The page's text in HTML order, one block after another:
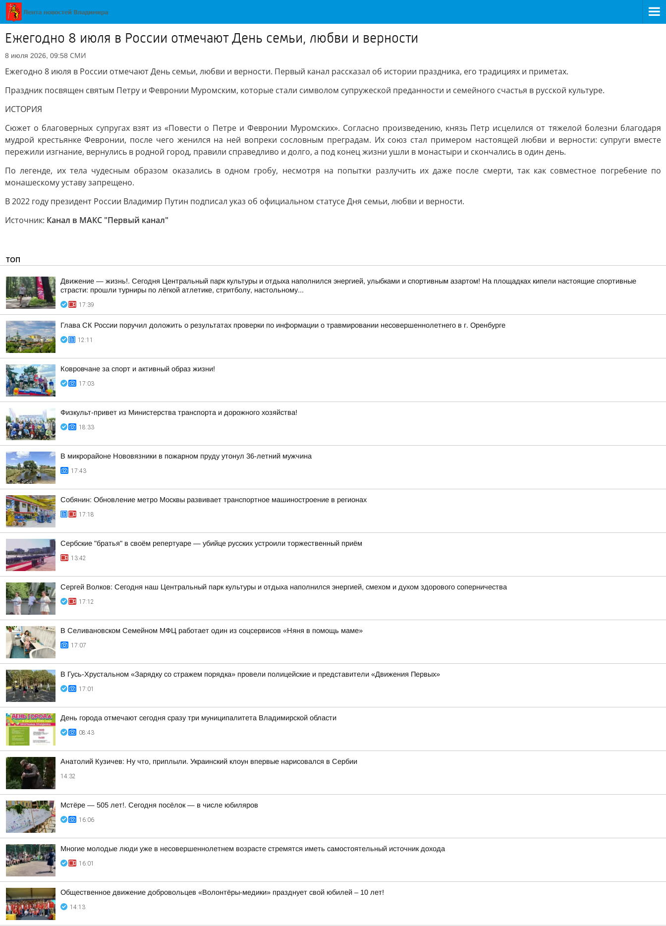
Ежегодно 8 июля в России отмечают День семьи, любви и верности
8 июля 2026, 09:58 СМИ
Ежегодно 8 июля в России отмечают День семьи, любви и верности. Первый канал рассказал об истории праздника, его традициях и приметах.
Праздник посвящен святым Петру и Февронии Муромским, которые стали символом супружеской преданности и семейного счастья в русской культуре.
ИСТОРИЯ
Сюжет о благоверных супругах взят из «Повести о Петре и Февронии Муромских». Согласно произведению, князь Петр исцелился от тяжелой болезни благодаря
мудрой крестьянке Февронии, после чего женился на ней вопреки сословным преградам. Их союз стал примером настоящей любви и верности: супруги вместе
пережили изгнание, вернулись в родной город, правили справедливо и долго, а под конец жизни ушли в монастыри и скончались в один день.
По легенде, их тела чудесным образом оказались в одном гробу, несмотря на попытки разлучить их даже после смерти, так как совместное погребение по
монашескому уставу запрещено.
В 2022 году президент России Владимир Путин подписал указ об официальном статусе Дня семьи, любви и верности.
Источник: Канал в МАКС "Первый канал"
ТОП
Движение — жизнь!. Сегодня Центральный парк культуры и отдыха наполнился энергией, улыбками и спортивным азартом! На площадках кипели настоящие спортивные
страсти: прошли турниры по лёгкой атлетике, стритболу, настольному...
17:39
Глава СК России поручил доложить о результатах проверки по информации о травмировании несовершеннолетнего в г. Оренбурге
12:11
Ковровчане за спорт и активный образ жизни!
17:03
Физкульт-привет из Министерства транспорта и дорожного хозяйства!
18:33
В микрорайоне Нововязники в пожарном пруду утонул 36-летний мужчина
17:43
Собянин: Обновление метро Москвы развивает транспортное машиностроение в регионах
17:18
Сербские "братья" в своём репертуаре — убийце русских устроили торжественный приём
13:42
Сергей Волков: Сегодня наш Центральный парк культуры и отдыха наполнился энергией, смехом и духом здорового соперничества
17:12
В Селивановском Семейном МФЦ работает один из соцсервисов «Няня в помощь маме»
17:07
В Гусь-Хрустальном «Зарядку со стражем порядка» провели полицейские и представители «Движения Первых»
17:01
День города отмечают сегодня сразу три муниципалитета Владимирской области
08:43
Анатолий Кузичев: Ну что, приплыли. Украинский клоун впервые нарисовался в Сербии
14:32
Мстёре — 505 лет!. Сегодня посёлок — в числе юбиляров
16:06
Многие молодые люди уже в несовершеннолетнем возрасте стремятся иметь самостоятельный источник дохода
16:01
Общественное движение добровольцев «Волонтёры-медики» празднует свой юбилей – 10 лет!
14:13